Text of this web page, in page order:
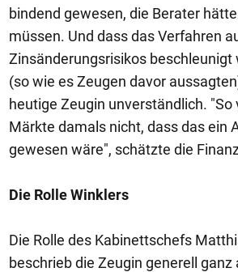
bindend gewesen, die Berater
müssen. Und dass das Verfahren
Zinsänderungsrisikos beschleunigt
(so wie es Zeugen davor
heutige Zeugin unverständlich. "So
Märkte damals nicht, dass das ein
gewesen wäre", schätzte die
Die Rolle Winklers
Die Rolle des Kabinettschefs
beschrieb die Zeugin generell ganz